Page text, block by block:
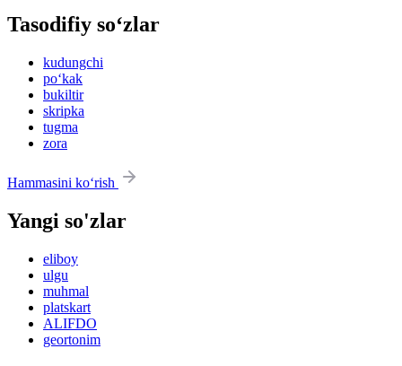
Tasodifiy so‘zlar
kudungchi
po‘kak
bukiltir
skripka
tugma
zora
Hammasini ko‘rish
Yangi so'zlar
eliboy
ulgu
muhmal
platskart
ALIFDO
geortonim